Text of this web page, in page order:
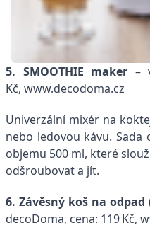
5. SMOOTHIE maker –
Kč, www.decodoma.cz
Univerzální mixér na
nebo ledovou kávu. Sada
objemu 500 ml, které
odšroubovat a jít.
6. Závěsný koš na odpad
decoDoma, cena: 119 Kč,